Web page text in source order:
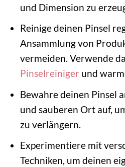
und Dimension zu
Reinige deinen Pinsel
Ansammlung von
vermeiden. Verwende
Pinselreiniger und
Bewahre deinen Pinsel
und sauberen Ort auf,
zu verlängern.
Experimentiere mit
Techniken, um deinen